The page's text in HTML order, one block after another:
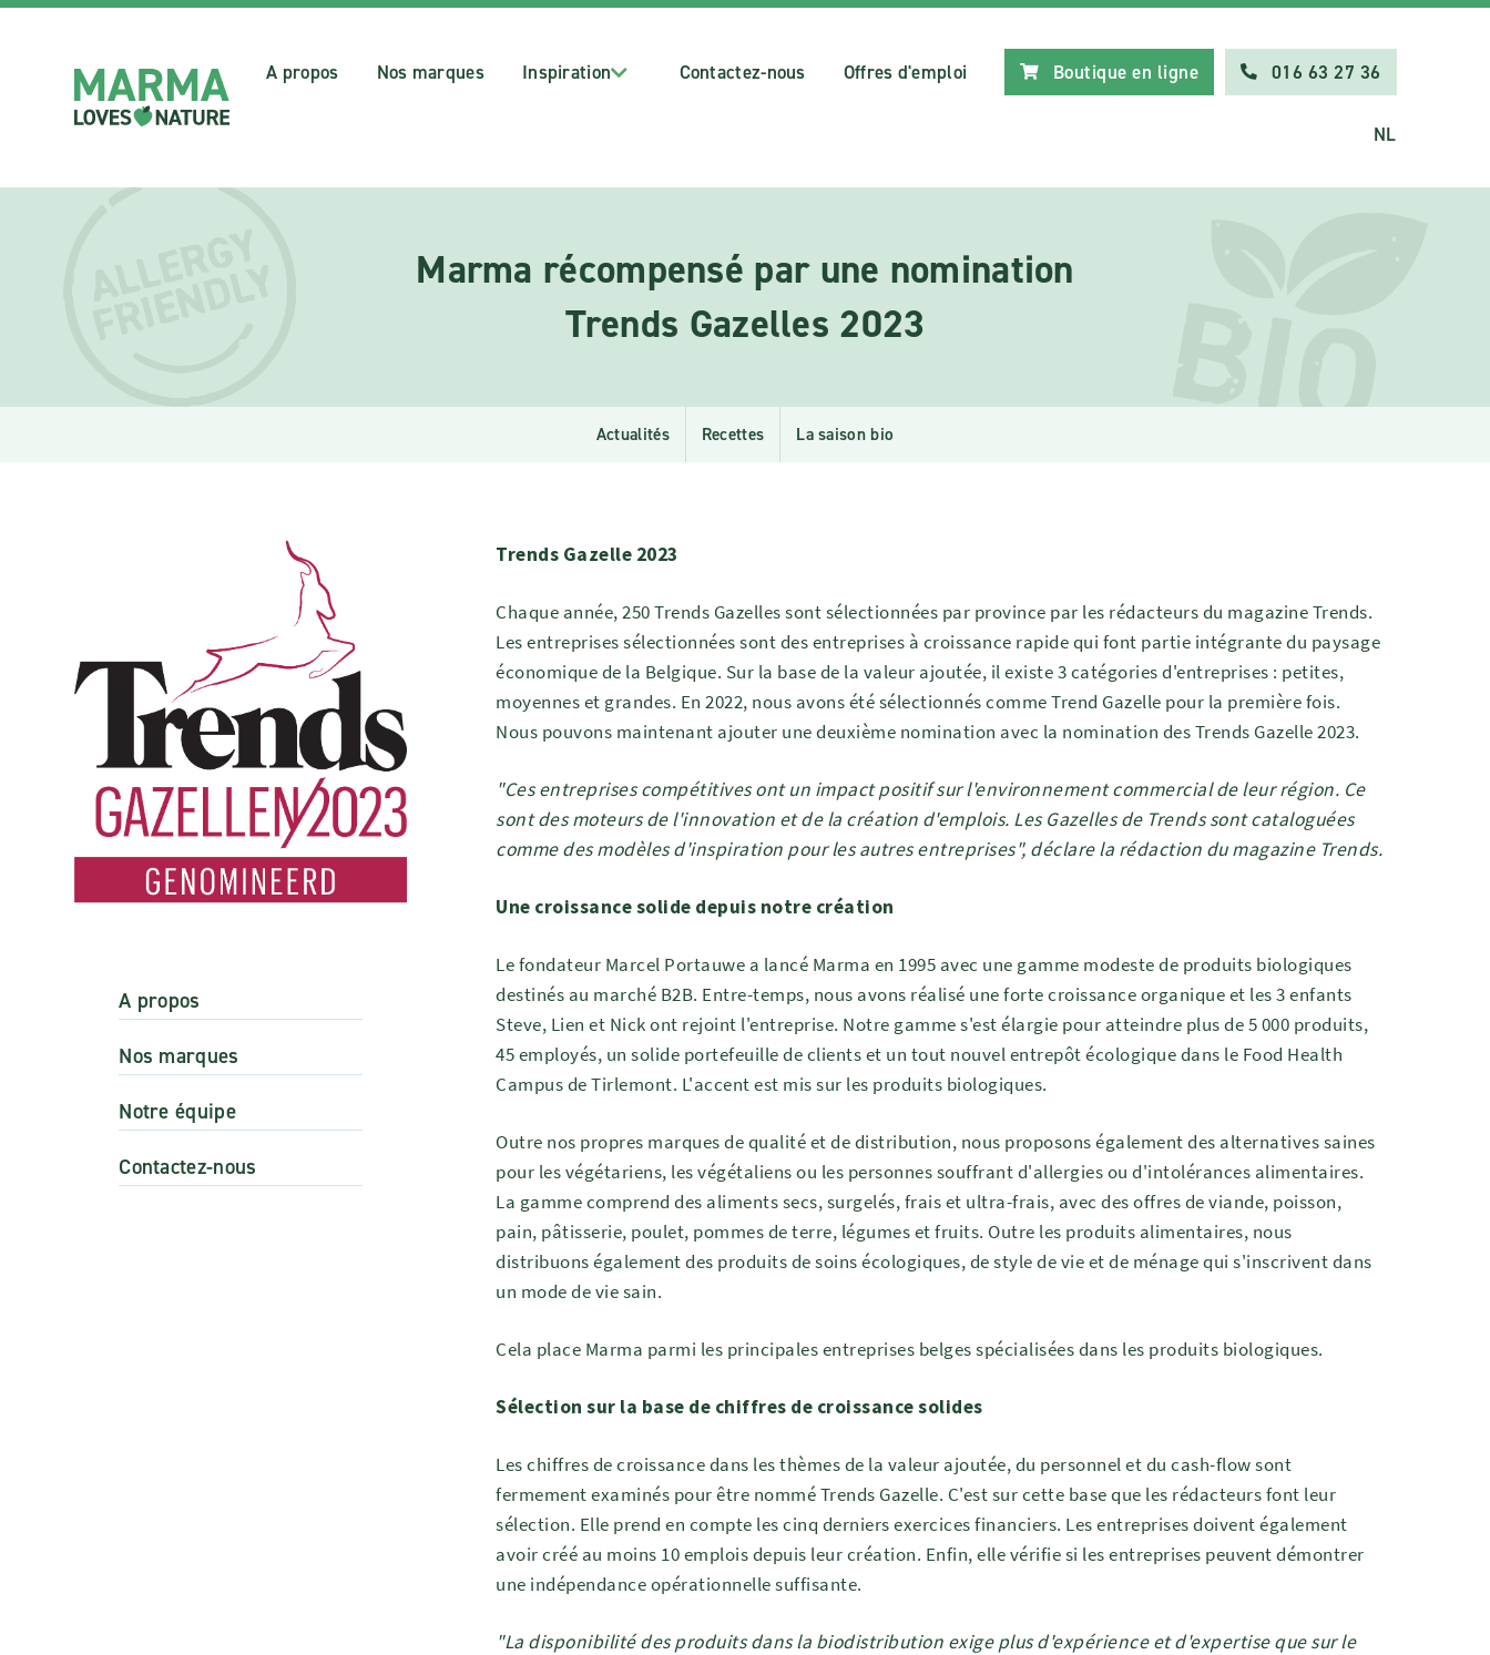
A propos Nos marques Inspiration Contactez-nous Offres d'emploi Boutique en ligne 016 63 27 36
NL
Marma récompensé par une nomination
Trends Gazelles 2023
Actualités Recettes La saison bio
A propos
Nos marques
Notre équipe
Contactez-nous
Trends Gazelle 2023
Chaque année, 250 Trends Gazelles sont sélectionnées par province par les rédacteurs du magazine Trends.
Les entreprises sélectionnées sont des entreprises à croissance rapide qui font partie intégrante du paysage
économique de la Belgique. Sur la base de la valeur ajoutée, il existe 3 catégories d'entreprises : petites,
moyennes et grandes. En 2022, nous avons été sélectionnés comme Trend Gazelle pour la première fois.
Nous pouvons maintenant ajouter une deuxième nomination avec la nomination des Trends Gazelle 2023.
"Ces entreprises compétitives ont un impact positif sur l'environnement commercial de leur région. Ce
sont des moteurs de l'innovation et de la création d'emplois. Les Gazelles de Trends sont cataloguées
comme des modèles d'inspiration pour les autres entreprises", déclare la rédaction du magazine Trends.
Une croissance solide depuis notre création
Le fondateur Marcel Portauwe a lancé Marma en 1995 avec une gamme modeste de produits biologiques
destinés au marché B2B. Entre-temps, nous avons réalisé une forte croissance organique et les 3 enfants
Steve, Lien et Nick ont rejoint l'entreprise. Notre gamme s'est élargie pour atteindre plus de 5 000 produits,
45 employés, un solide portefeuille de clients et un tout nouvel entrepôt écologique dans le Food Health
Campus de Tirlemont. L'accent est mis sur les produits biologiques.
Outre nos propres marques de qualité et de distribution, nous proposons également des alternatives saines
pour les végétariens, les végétaliens ou les personnes souffrant d'allergies ou d'intolérances alimentaires.
La gamme comprend des aliments secs, surgelés, frais et ultra-frais, avec des offres de viande, poisson,
pain, pâtisserie, poulet, pommes de terre, légumes et fruits. Outre les produits alimentaires, nous
distribuons également des produits de soins écologiques, de style de vie et de ménage qui s'inscrivent dans
un mode de vie sain.
Cela place Marma parmi les principales entreprises belges spécialisées dans les produits biologiques.
Sélection sur la base de chiffres de croissance solides
Les chiffres de croissance dans les thèmes de la valeur ajoutée, du personnel et du cash-flow sont
fermement examinés pour être nommé Trends Gazelle. C'est sur cette base que les rédacteurs font leur
sélection. Elle prend en compte les cinq derniers exercices financiers. Les entreprises doivent également
avoir créé au moins 10 emplois depuis leur création. Enfin, elle vérifie si les entreprises peuvent démontrer
une indépendance opérationnelle suffisante.
"La disponibilité des produits dans la biodistribution exige plus d'expérience et d'expertise que sur le